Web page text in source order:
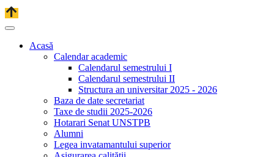
Acasă
Calendar academic
Calendarul semestrului I
Calendarul semestrului II
Structura an universitar 2025 - 2026
Baza de date secretariat
Taxe de studii 2025-2026
Hotarari Senat UNSTPB
Alumni
Legea invatamantului superior